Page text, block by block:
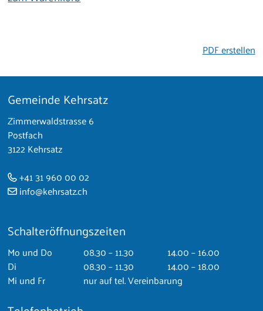
PDF erstellen
Footer
Gemeinde Kehrsatz
Zimmerwaldstrasse 6
Postfach
3122 Kehrsatz
+41 31 960 00 02
info@kehrsatz.ch
Schalteröffnungszeiten
Mo und Do 08.30 – 11.30
14.00 – 16.00
Di
08.30 – 11.30
14.00 – 18.00
Mi und Fr nur auf tel. Vereinbarung